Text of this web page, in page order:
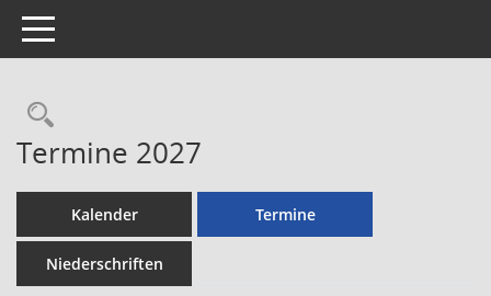
Toggle navigation
Rechercheauswahl
Termine 2027
Kalender Termine
Niederschriften